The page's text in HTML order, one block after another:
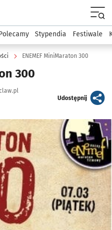
podserwis: Kultura
Stypendia Festiwale
ENEMEF MiniMaraton 300
300
Udostępnijartykuł